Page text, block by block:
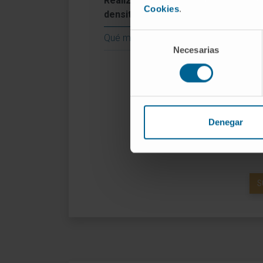
Cookies.
Selección
consentimiento
Necesarias
Denegar
densitometría
Qué mide la densitometría